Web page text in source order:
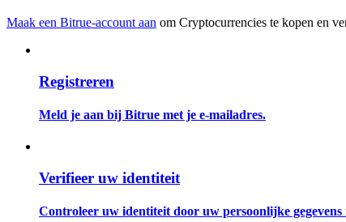
Informatie
Big data-analyse inclusief handelsinformatie, enz.
Maak een Bitrue-account aan om Cryptocurrencies te kopen en
Registreren
Meld je aan bij Bitrue met je e-mailadres.
Verifieer uw identiteit
Controleer uw identiteit door uw persoonlijke